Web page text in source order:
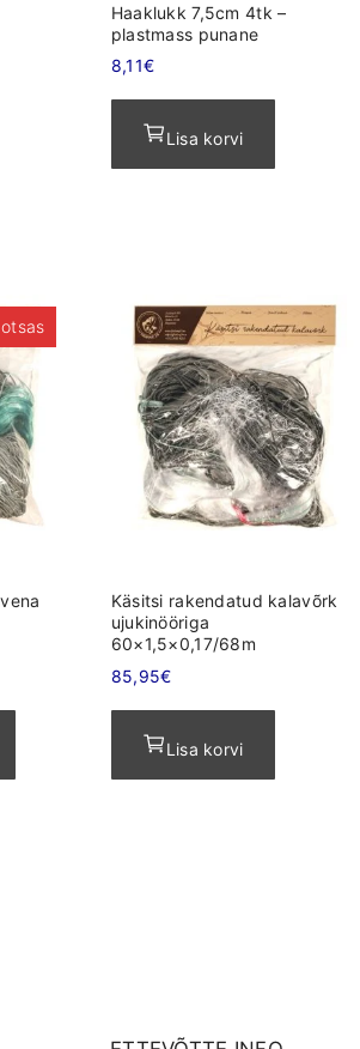
Haaklukk 7,5cm 4tk –
plastmass punane
8,11€
Lisa korvi
Käsitsi rakendatud kalavõrk
ujukinööriga
60×1,5×0,17/68m
85,95€
Lisa korvi